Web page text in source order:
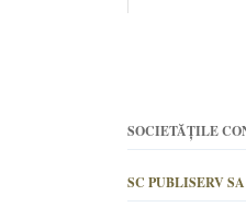
SOCIETĂȚILE
SC PUBLISERV SA